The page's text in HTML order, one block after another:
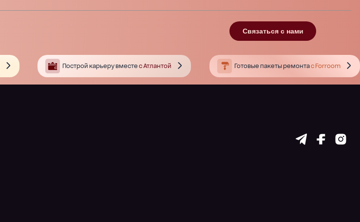
Связаться с нами
Построй карьеру вместе с Атлантой Готовые пакеты ремонтас Forroom